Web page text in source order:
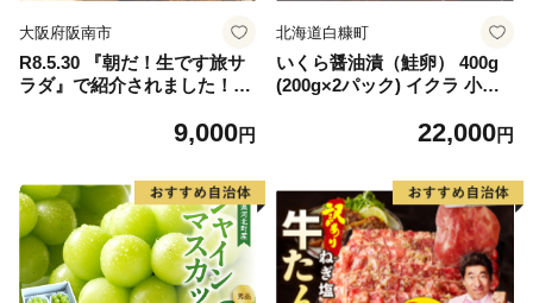
大阪府阪南市
R8.5.30 『朝だ！生です旅サ
ラダ』で紹介されました！朝
生ハム ×3パック（1パックあ
9,000円
北海道白糠町
いくら醤油漬（鮭卵） 400g
(200g×2パック) イクラ 小分
くら醤油漬け 鮭 鮭卵 ikura
大好評品 北海道 白糠町
22,000円